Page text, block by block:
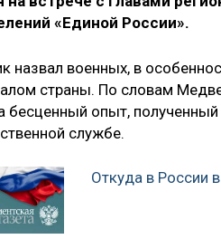
«Единой России».
назвал военных, в
страны. По словам
бесценный опыт,
службе.
Откуда в России